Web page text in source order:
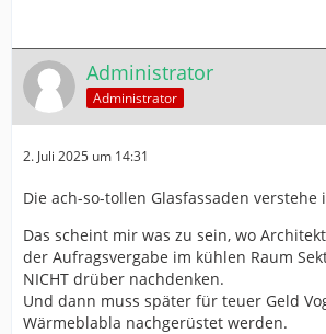
Administrator
Administrator
2. Juli 2025 um 14:31
Die ach-so-tollen Glasfassaden
Das scheint mir was zu sein, wo
der Aufragsvergabe im kühlen Raum
NICHT drüber nachdenken.
Und dann muss später für teuer Geld
Wärmeblabla nachgerüstet werden.